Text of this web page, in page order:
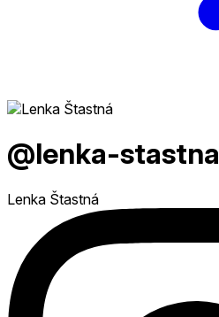
@lenka-stastna
Lenka Štastná